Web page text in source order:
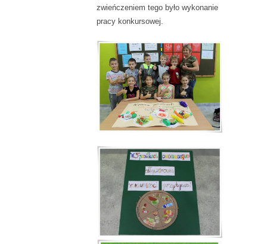
zwieńczeniem tego było wykonanie
pracy konkursowej.